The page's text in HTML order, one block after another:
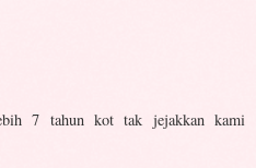
7 tahun kot tak jejakkan kami